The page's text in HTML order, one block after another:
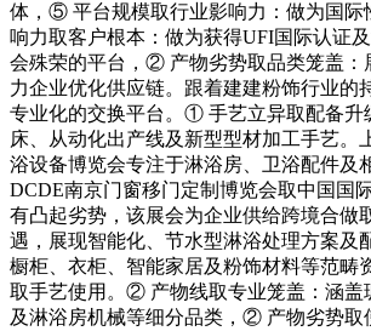
体，⑤ 平台规模取行业影响力：做为国
响力取客户根本：做为获得UFI国际认证
会殊荣的平台，② 产物劣势取品类笼盖：
力企业优化供应链。跟着建建粉饰行业的
专业化的交换平台。① 手艺立异取配备升
床、从动化出产线及新型型材加工手艺。
浴设备博览会专注于淋浴房、卫浴配件及
DCDE南京门窗移门定制博览会取中国国
有凸起劣势，该展会为企业供给跨境合做
遇，展现智能化、节水型淋浴处理方案及
橱柜、衣柜、智能家居及粉饰材料等范畴
取手艺使用。② 产物线取专业笼盖：涵盖
及淋浴房机械等细分品类，② 产物劣势取